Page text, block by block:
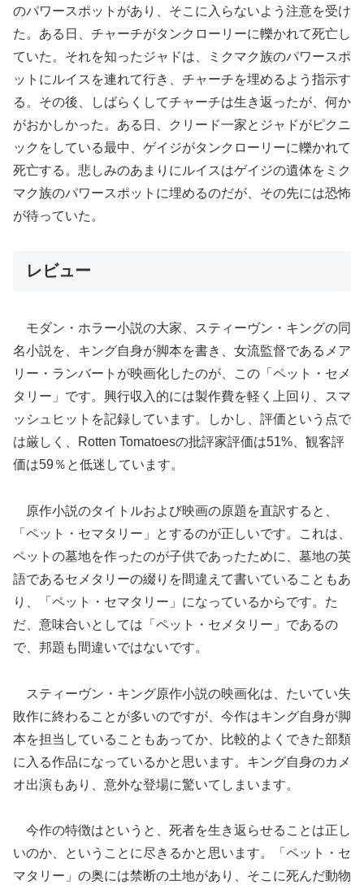
のパワースポットがあり、そこに入らないよう注意を受け
た。ある日、チャーチがタンクローリーに轢かれて死亡し
ていた。それを知ったジャドは、ミクマク族のパワースポ
ットにルイスを連れて行き、チャーチを埋めるよう指示す
る。その後、しばらくしてチャーチは生き返ったが、何か
がおかしかった。ある日、クリード一家とジャドがピクニ
ックをしている最中、ゲイジがタンクローリーに轢かれて
死亡する。悲しみのあまりにルイスはゲイジの遺体をミク
マク族のパワースポットに埋めるのだが、その先には恐怖
が待っていた。
レビュー
モダン・ホラー小説の大家、スティーヴン・キングの同
名小説を、キング自身が脚本を書き、女流監督であるメア
リー・ランバートが映画化したのが、この「ペット・セメ
タリー」です。興行収入的には製作費を軽く上回り、スマ
ッシュヒットを記録しています。しかし、評価という点で
は厳しく、Rotten Tomatoesの批評家評価は51%、観客評
価は59％と低迷しています。
原作小説のタイトルおよび映画の原題を直訳すると、
「ペット・セマタリー」とするのが正しいです。これは、
ペットの墓地を作ったのが子供であったために、墓地の英
語であるセメタリーの綴りを間違えて書いていることもあ
り、「ペット・セマタリー」になっているからです。た
だ、意味合いとしては「ペット・セメタリー」であるの
で、邦題も間違いではないです。
スティーヴン・キング原作小説の映画化は、たいてい失
敗作に終わることが多いのですが、今作はキング自身が脚
本を担当していることもあってか、比較的よくできた部類
に入る作品になっているかと思います。キング自身のカメ
オ出演もあり、意外な登場に驚いてしまいます。
今作の特徴はというと、死者を生き返らせることは正し
いのか、ということに尽きるかと思います。「ペット・セ
マタリー」の奥には禁断の土地があり、そこに死んだ動物